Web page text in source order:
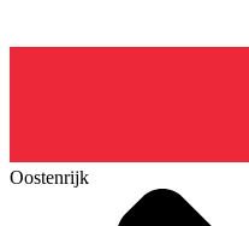
Oostenrijk